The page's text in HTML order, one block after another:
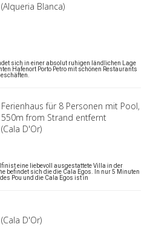
(Alqueria Blanca)
sich in einer absolut ruhigen ländlichen Lage
Hafenort Porto Petro mit schönen Restaurants
Ferienhaus für 8 Personen mit Pool,
550m from Strand entfernt
(Cala D'Or)
eine liebevoll ausgestattete Villa in der
befindet sich die die Cala Egos. In nur 5 Minuten
Pou und die Cala Egos ist in
(Cala D'Or)